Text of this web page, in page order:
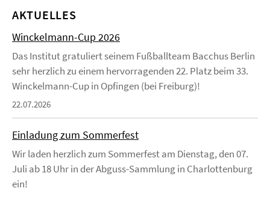
AKTUELLES
Winckelmann-Cup 2026
Das Institut gratuliert seinem Fußballteam Bacchus Berlin
sehr herzlich zu einem hervorragenden 22. Platz beim 33.
Winckelmann-Cup in Opfingen (bei Freiburg)!
22.07.2026
Einladung zum Sommerfest
Wir laden herzlich zum Sommerfest am Dienstag, den 07.
Juli ab 18 Uhr in der Abguss-Sammlung in Charlottenburg
ein!